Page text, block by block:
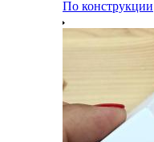
По конструкции